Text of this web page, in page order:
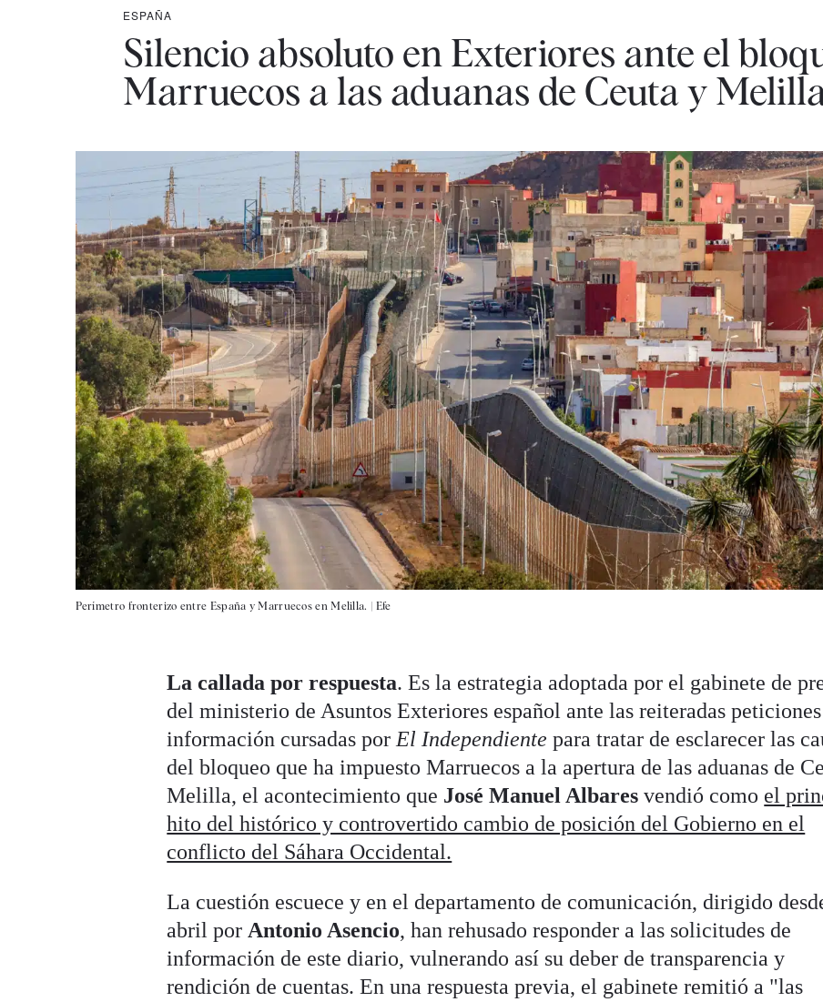
ESPAÑA
Silencio absoluto en Exteriores ante el
Marruecos a las aduanas de Ceuta y
Perímetro fronterizo entre España y Marruecos en Melilla. | Efe
La callada por respuesta. Es la estrategia adoptada por el gabinete de
del ministerio de Asuntos Exteriores español ante las reiteradas
información cursadas por El Independiente para tratar de esclarecer las
del bloqueo que ha impuesto Marruecos a la apertura de las aduanas de
Melilla, el acontecimiento que José Manuel Albaresvendió como el
hito del histórico y controvertido cambio de posición del Gobierno en el
conflicto del Sáhara Occidental.
La cuestión escuece y en el departamento de comunicación, dirigido
abril por Antonio Asencio, han rehusado responder a las solicitudes de
información de este diario, vulnerando así su deber de transparencia y
rendición de cuentas. En una respuesta previa, el gabinete remitió a "las